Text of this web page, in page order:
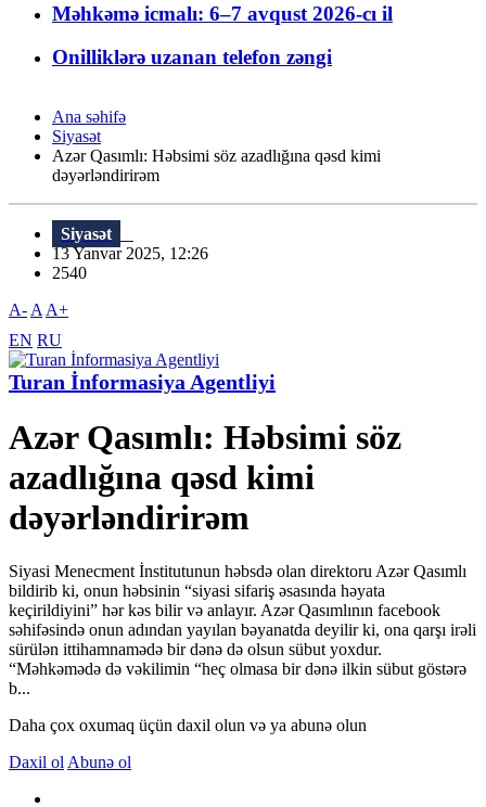
Məhkəmə icmalı: 6–7 avqust 2026-cı il
Onilliklərə uzanan telefon zəngi
Ana səhifə
Siyasət
Azər Qasımlı: Həbsimi söz azadlığına qəsd kimi
dəyərləndirirəm
Siyasət
13 Yanvar 2025, 12:26
2540
A- A A+
EN RU
Turan İnformasiya Agentliyi
Azər Qasımlı: Həbsimi söz
azadlığına qəsd kimi
dəyərləndirirəm
Siyasi Menecment İnstitutunun həbsdə olan direktoru Azər Qasımlı
bildirib ki, onun həbsinin “siyasi sifariş əsasında həyata
keçirildiyini” hər kəs bilir və anlayır. Azər Qasımlının facebook
səhifəsində onun adından yayılan bəyanatda deyilir ki, ona qarşı irəli
sürülən ittihamnamədə bir dənə də olsun sübut yoxdur.
“Məhkəmədə də vəkilimin “heç olmasa bir dənə ilkin sübut göstərə
b...
Daha çox oxumaq üçün daxil olun və ya abunə olun
Daxil ol Abunə ol